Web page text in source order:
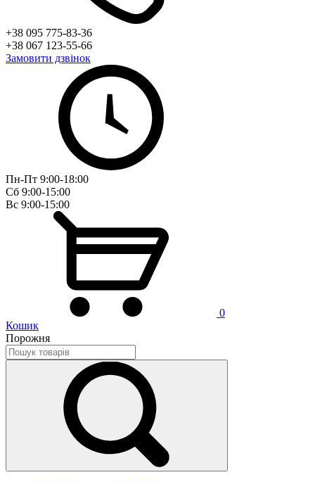
+38 095 775-83-36
+38 067 123-55-66
Замовити дзвінок
Пн-Пт 9:00-18:00
Сб 9:00-15:00
Вс 9:00-15:00
0
Кошик
Порожня